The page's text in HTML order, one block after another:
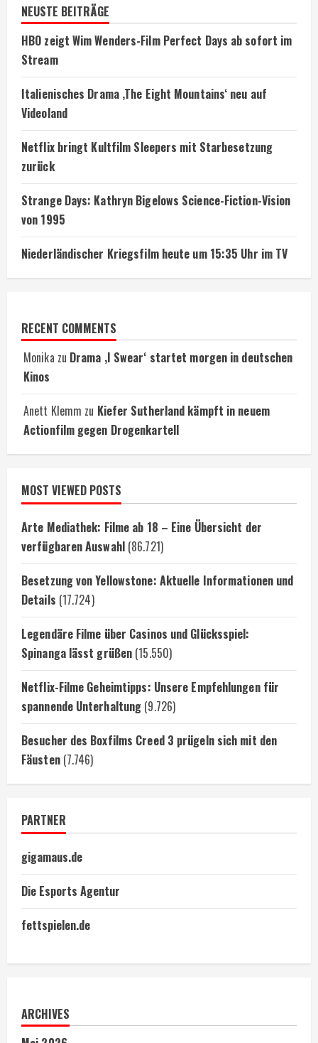
NEUSTE BEITRÄGE
HBO zeigt Wim Wenders-Film Perfect Days ab sofort im
Stream
Italienisches Drama ‚The Eight Mountains‘ neu auf
Videoland
Netflix bringt Kultfilm Sleepers mit Starbesetzung
zurück
Strange Days: Kathryn Bigelows Science-Fiction-Vision
von 1995
Niederländischer Kriegsfilm heute um 15:35 Uhr im TV
RECENT COMMENTS
Monika zu Drama ‚I Swear‘ startet morgen in deutschen
Kinos
Anett Klemm zu Kiefer Sutherland kämpft in neuem
Actionfilm gegen Drogenkartell
MOST VIEWED POSTS
Arte Mediathek: Filme ab 18 – Eine Übersicht der
verfügbaren Auswahl (86.721)
Besetzung von Yellowstone: Aktuelle Informationen und
Details (17.724)
Legendäre Filme über Casinos und Glücksspiel:
Spinanga lässt grüßen (15.550)
Netflix-Filme Geheimtipps: Unsere Empfehlungen für
spannende Unterhaltung (9.726)
Besucher des Boxfilms Creed 3 prügeln sich mit den
Fäusten (7.746)
PARTNER
gigamaus.de
Die Esports Agentur
fettspielen.de
ARCHIVES